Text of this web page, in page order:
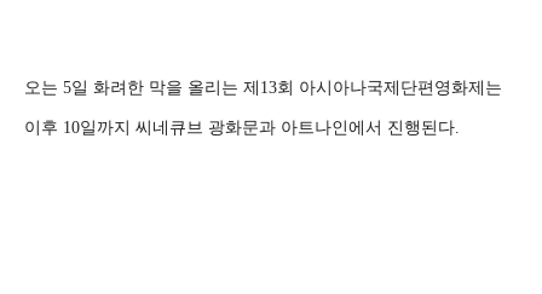
오는 5일 화려한 막을 올리는 제13회 아시아나국제단편영화제는
이후 10일까지 씨네큐브 광화문과 아트나인에서 진행된다.